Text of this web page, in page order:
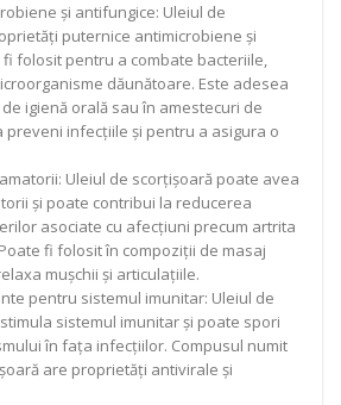
și antifungice: Uleiul de
puternice antimicrobiene și
folosit pentru a combate bacteriile,
dăunătoare. Este adesea
igienă orală sau în amestecuri de
preveni infecțiile și pentru a asigura o
Uleiul de scorțișoară poate avea
și poate contribui la reducerea
asociate cu afecțiuni precum artrita
fi folosit în compoziții de masaj
mușchii și articulațiile.
pentru sistemul imunitar: Uleiul de
sistemul imunitar și poate spori
în fața infecțiilor. Compusul numit
are proprietăți antivirale și